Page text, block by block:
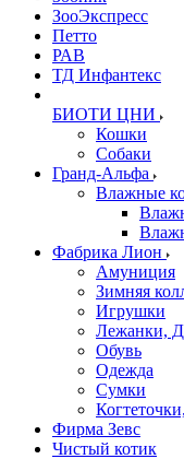
ЗооЭкспресс
Петто
РАВ
ТД Инфантекс
БИОТИ ЦНИ
Кошки
Собаки
Гранд-Альфа
Влажные
Фабрика Лион
Амуниция
Зимняя
Игрушки
Лежанки,
Обувь
Одежда
Сумки
Фирма Зевс
Чистый котик